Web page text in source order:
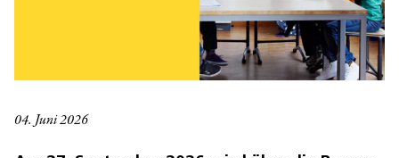
04. Juni 2026